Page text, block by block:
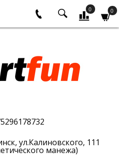
0 0
ул.Калиновского, 111
манежа)